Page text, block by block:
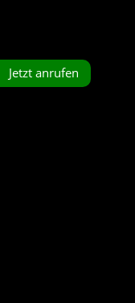
Jetzt anrufen